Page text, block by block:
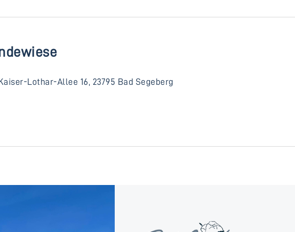
Lothar-Allee 16, 23795 Bad Segeberg